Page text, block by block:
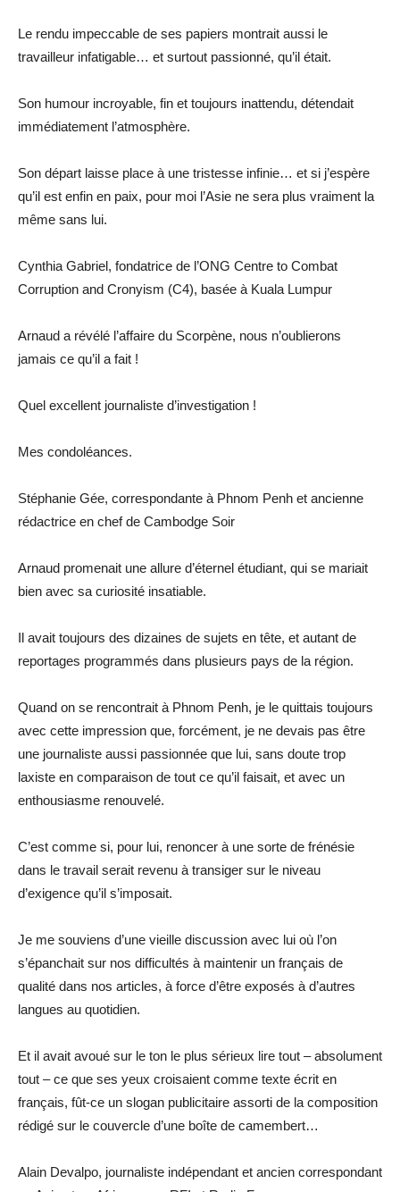
Le rendu impeccable de ses papiers montrait aussi le
travailleur infatigable… et surtout passionné, qu’il était.
Son humour incroyable, fin et toujours inattendu, détendait
immédiatement l’atmosphère.
Son départ laisse place à une tristesse infinie… et si j’espère
qu’il est enfin en paix, pour moi l’Asie ne sera plus vraiment la
même sans lui.
Cynthia Gabriel, fondatrice de l’ONG Centre to Combat
Corruption and Cronyism (C4), basée à Kuala Lumpur
Arnaud a révélé l’affaire du Scorpène, nous n’oublierons
jamais ce qu’il a fait !
Quel excellent journaliste d’investigation !
Mes condoléances.
Stéphanie Gée, correspondante à Phnom Penh et ancienne
rédactrice en chef de Cambodge Soir
Arnaud promenait une allure d’éternel étudiant, qui se mariait
bien avec sa curiosité insatiable.
Il avait toujours des dizaines de sujets en tête, et autant de
reportages programmés dans plusieurs pays de la région.
Quand on se rencontrait à Phnom Penh, je le quittais toujours
avec cette impression que, forcément, je ne devais pas être
une journaliste aussi passionnée que lui, sans doute trop
laxiste en comparaison de tout ce qu’il faisait, et avec un
enthousiasme renouvelé.
C’est comme si, pour lui, renoncer à une sorte de frénésie
dans le travail serait revenu à transiger sur le niveau
d’exigence qu’il s’imposait.
Je me souviens d’une vieille discussion avec lui où l’on
s’épanchait sur nos difficultés à maintenir un français de
qualité dans nos articles, à force d’être exposés à d’autres
langues au quotidien.
Et il avait avoué sur le ton le plus sérieux lire tout – absolument
tout – ce que ses yeux croisaient comme texte écrit en
français, fût-ce un slogan publicitaire assorti de la composition
rédigé sur le couvercle d’une boîte de camembert…
Alain Devalpo, journaliste indépendant et ancien correspondant